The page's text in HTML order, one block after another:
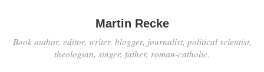
Martin Recke
Book author, editor, writer, blogger, journalist, political scientist,
theologian, singer, father, roman-catholic.